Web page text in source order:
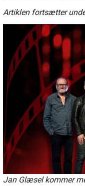
Artiklen fortsætter
Jan Glæsel kommer